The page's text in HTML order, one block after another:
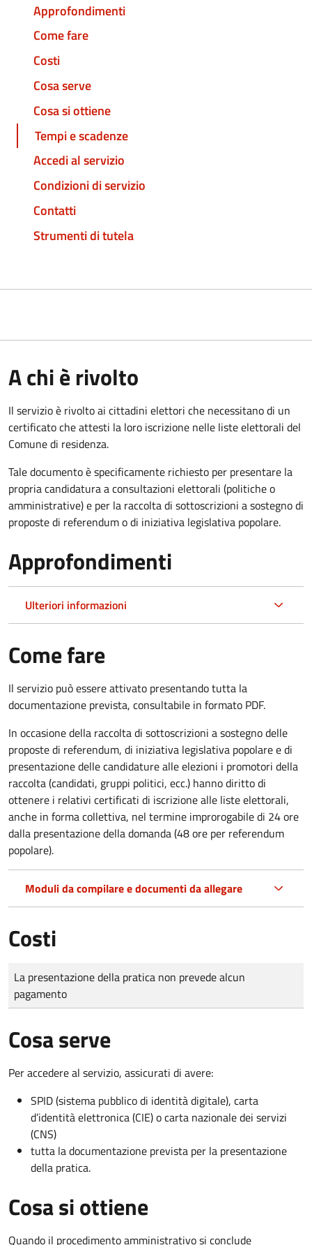
Approfondimenti
Come fare
Costi
Cosa serve
Cosa si ottiene
Tempi e scadenze
Accedi al servizio
Condizioni di servizio
Contatti
Strumenti di tutela
A chi è rivolto
Il servizio è rivolto ai cittadini elettori che necessitano di un
certificato che attesti la loro iscrizione nelle liste elettorali del
Comune di residenza.
Tale documento è specificamente richiesto per presentare la
propria candidatura a consultazioni elettorali (politiche o
amministrative) e per la raccolta di sottoscrizioni a sostegno di
proposte di referendum o di iniziativa legislativa popolare.
Approfondimenti
Ulteriori informazioni
Come fare
Il servizio può essere attivato presentando tutta la
documentazione prevista, consultabile in formato PDF.
In occasione della raccolta di sottoscrizioni a sostegno delle
proposte di referendum, di iniziativa legislativa popolare e di
presentazione delle candidature alle elezioni i promotori della
raccolta (candidati, gruppi politici, ecc.) hanno diritto di
ottenere i relativi certificati di iscrizione alle liste elettorali,
anche in forma collettiva, nel termine improrogabile di 24 ore
dalla presentazione della domanda (48 ore per referendum
popolare).
Moduli da compilare e documenti da allegare
Costi
Tipo di pagamento
Importo
La presentazione della pratica non prevede alcun
pagamento
Cosa serve
Per accedere al servizio, assicurati di avere:
SPID (sistema pubblico di identità digitale), carta
d’identità elettronica (CIE) o carta nazionale dei servizi
(CNS)
tutta la documentazione prevista per la presentazione
della pratica.
Cosa si ottiene
Quando il procedimento amministrativo si conclude